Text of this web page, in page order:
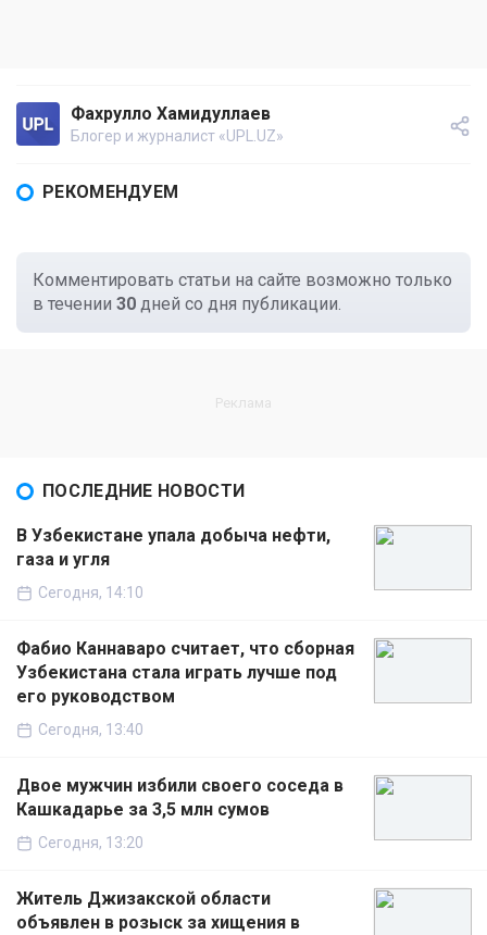
Фахрулло Хамидуллаев
Блогер и журналист «UPL.UZ»
РЕКОМЕНДУЕМ
Комментировать статьи на сайте возможно только
в течении 30 дней со дня публикации.
ПОСЛЕДНИЕ НОВОСТИ
В Узбекистане упала добыча нефти,
газа и угля
Сегодня, 14:10
Фабио Каннаваро считает, что сборная
Узбекистана стала играть лучше под
его руководством
Сегодня, 13:40
Двое мужчин избили своего соседа в
Кашкадарье за 3,5 млн сумов
Сегодня, 13:20
Житель Джизакской области
объявлен в розыск за хищения в